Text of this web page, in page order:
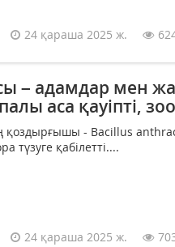
24 қараша 2025 ж.
– адамдар мен
аса қауіпті,
қоздырғышы - Bacillus
түзуге қабілетті....
24 қараша 2025 ж.